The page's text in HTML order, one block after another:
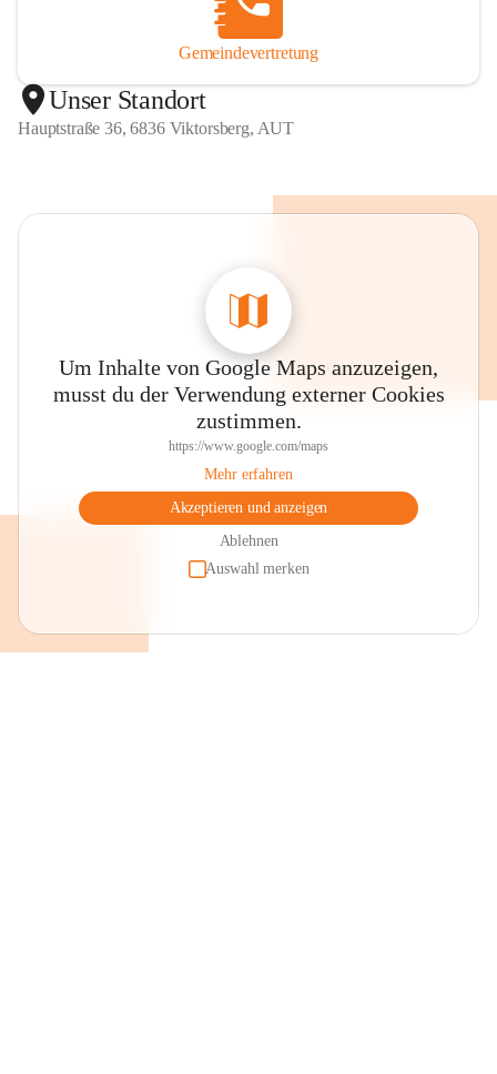
Gemeindevertretung
Unser Standort
Hauptstraße 36, 6836 Viktorsberg, AUT
Um Inhalte von Google Maps anzuzeigen,
musst du der Verwendung externer Cookies
zustimmen.
https://www.google.com/maps
Mehr erfahren
Akzeptieren und anzeigen
Ablehnen
Auswahl merken